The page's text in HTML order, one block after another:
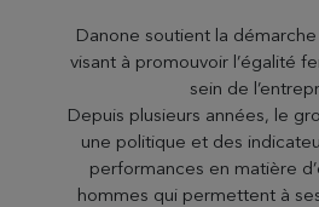
Danone soutient la
visant à promouvoir l’égalité
sein de
Depuis plusieurs années, le
une politique et des
performances en matière
hommes qui permettent à